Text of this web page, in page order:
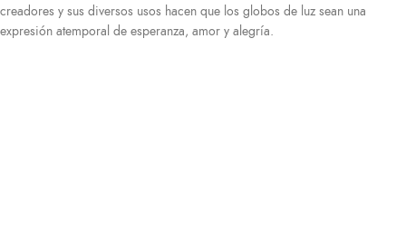
creadores y sus diversos usos hacen que los globos de luz sean una
expresión atemporal de esperanza, amor y alegría.